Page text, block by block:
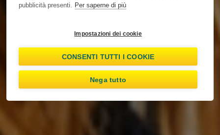
pubblicità presenti. Per saperne di più
Impostazioni dei cookie
CONSENTI TUTTI I COOKIE
Nega tutto